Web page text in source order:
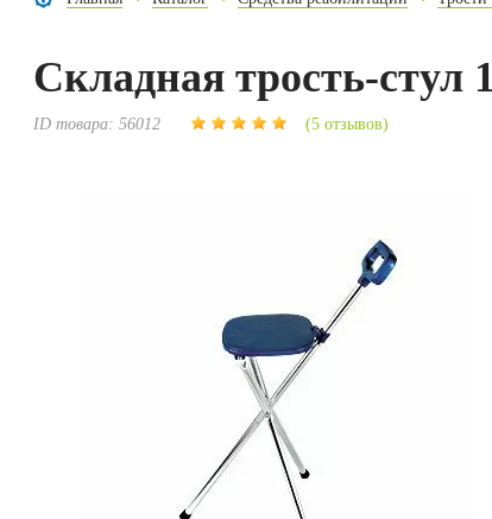
Уникальные
Прокат
Средства по уходу за больными
Ортопедические изделия
Товары для красоты и здоровья
Товары для врачей и мед.учреждений
Уникальные и полезные товары
Складная трость-стул
ID товара:56012 (5 отзывов)